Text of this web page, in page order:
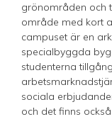
grönområden och
område med kort
campuset är en
specialbyggda
studenterna
sociala
och det finns